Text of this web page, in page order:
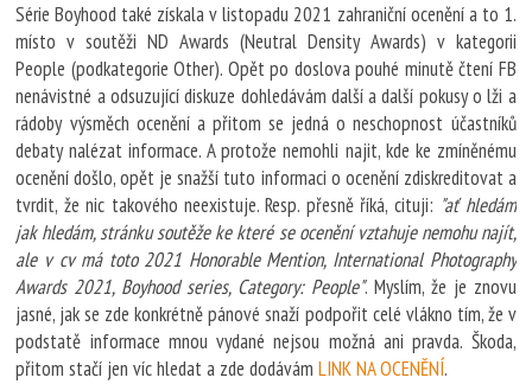
Série Boyhood také získala v listopadu 2021 zahraniční ocenění a to 1.
místo v soutěži ND Awards (Neutral Density Awards) v kategorii
People (podkategorie Other). Opět po doslova pouhé minutě čtení FB
nenávistné a odsuzující diskuze dohledávám další a další pokusy o lži a
rádoby výsměch ocenění a přitom se jedná o neschopnost účastníků
debaty nalézat informace. A protože nemohli najit, kde ke zmíněnému
ocenění došlo, opět je snažší tuto informaci o ocenění zdiskreditovat a
tvrdit, že nic takového neexistuje. Resp. přesně říká, cituji: "ať hledám
jak hledám, stránku soutěže ke které se ocenění vztahuje nemohu najít,
ale v cv má toto 2021 Honorable Mention, International Photography
Awards 2021, Boyhood series, Category: People". Myslím, že je znovu
jasné, jak se zde konkrétně pánové snaží podpořit celé vlákno tím, že v
podstatě informace mnou vydané nejsou možná ani pravda. Škoda,
přitom stačí jen víc hledat a zde dodávámLINK NA OCENĚNÍ.